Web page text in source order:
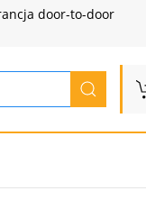
door-to-door